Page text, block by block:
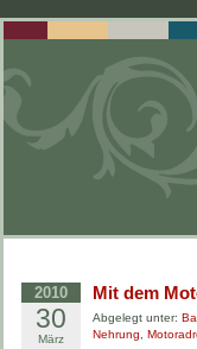
2010
30
März
Mit dem
Abgelegt unter:
Nehrung